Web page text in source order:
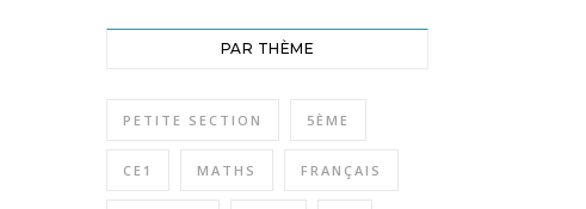
PAR THÈME
PETITE SECTION 5ÈME
CE1 MATHS FRANÇAIS